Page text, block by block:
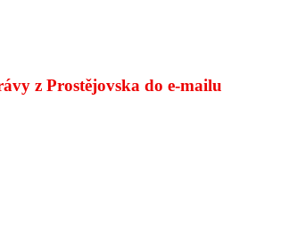
z Prostějovska do e‑mailu